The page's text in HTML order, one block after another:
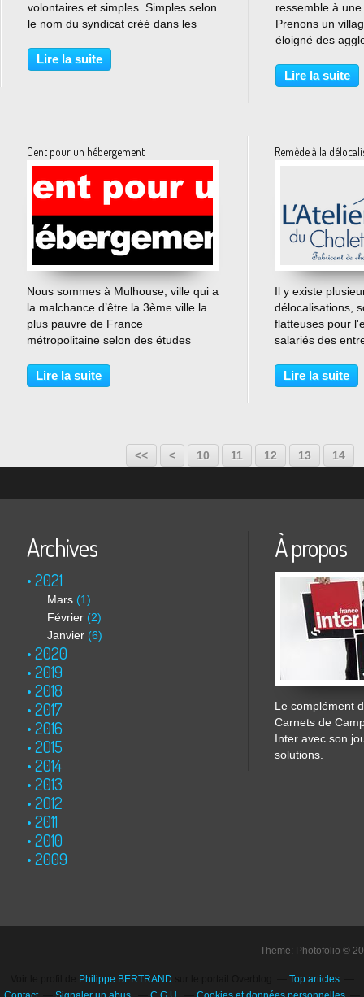
volontaires et simples. Simples selon
le nom du syndicat créé dans les
les producteurs-cueilleurs en France
de plantes médicinales, aromatiques,
Lire la suite
ressemble à
Prenons un
éloigné des
prenez ensuite
débit. Ça aide,
Lire la suite
Cent pour un hébergement
…
Nous sommes à Mulhouse, ville qui a
la malchance d’être la 3ème ville la
plus pauvre de France
métropolitaine selon des études
plus de 100 000 habitants. Un
collectif s’est constitué après un hiver
Lire la suite
Remède à la
Il y existe
délocalisations,
flatteuses pour
salariés des
et la
celles-ci. L'une
Lire la suite
<< < 10 11 12 13 14
Archives
2021
Mars (1)
Février (2)
Janvier (6)
2020
2019
2018
2017
2016
2015
2014
2013
2012
2011
2010
2009
À propos
Le complément
Carnets de
Inter avec son
solutions.
Theme: Photofolio ©
Philippe BERTRAND
Top articles